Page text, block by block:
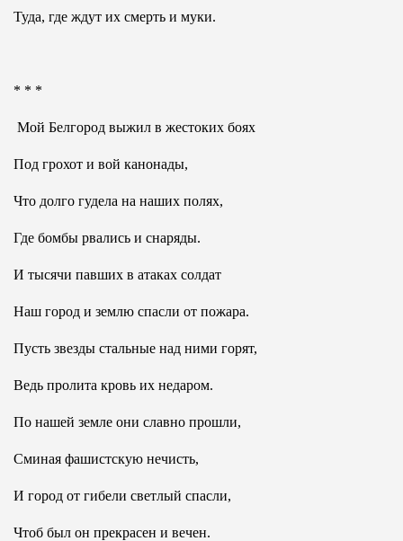
Туда, где ждут их смерть и муки.
* * *
Мой Белгород выжил в жестоких боях
Под грохот и вой канонады,
Что долго гудела на наших полях,
Где бомбы рвались и снаряды.
И тысячи павших в атаках солдат
Наш город и землю спасли от пожара.
Пусть звезды стальные над ними горят,
Ведь пролита кровь их недаром.
По нашей земле они славно прошли,
Сминая фашистскую нечисть,
И город от гибели светлый спасли,
Чтоб был он прекрасен и вечен.